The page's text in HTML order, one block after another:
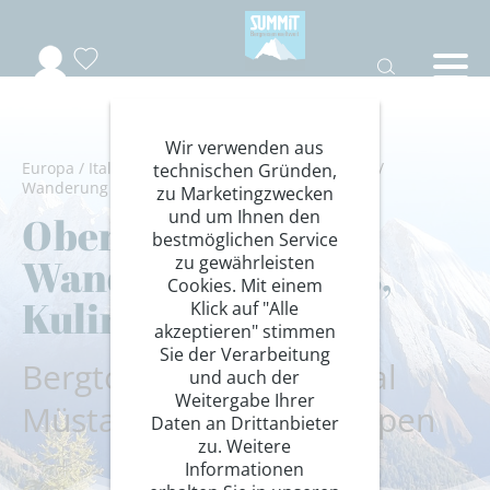
Europa / Italien Vinschgau/Wandern/Trekking
/
Wanderung Hotelstandort
Oberes Vinschgau:
Wandern, Wellness,
Kulinarik
Bergtouren zwischen Val
Müstair und Ötztaler Alpen
Wir verwenden aus
technischen Gründen,
zu Marketingzwecken
und um Ihnen den
bestmöglichen Service
zu gewährleisten
Cookies. Mit einem
Klick auf "Alle
akzeptieren" stimmen
Sie der Verarbeitung
und auch der
Weitergabe Ihrer
Daten an Drittanbieter
zu. Weitere
Informationen